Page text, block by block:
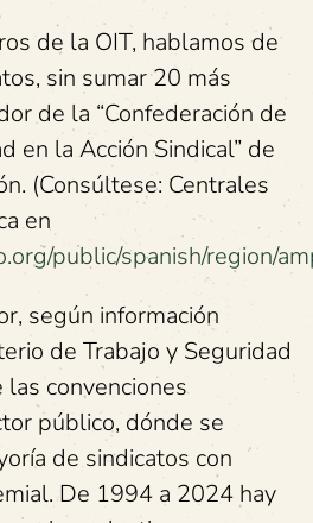
de la OIT, hablamos de
sin sumar 20 más
de la “Confederación de
en la Acción Sindical” de
(Consúltese: Centrales
en
public/spanish/region/
según información
de Trabajo y Seguridad
convenciones
público, dónde se
de sindicatos con
De 1994 a 2024 hay